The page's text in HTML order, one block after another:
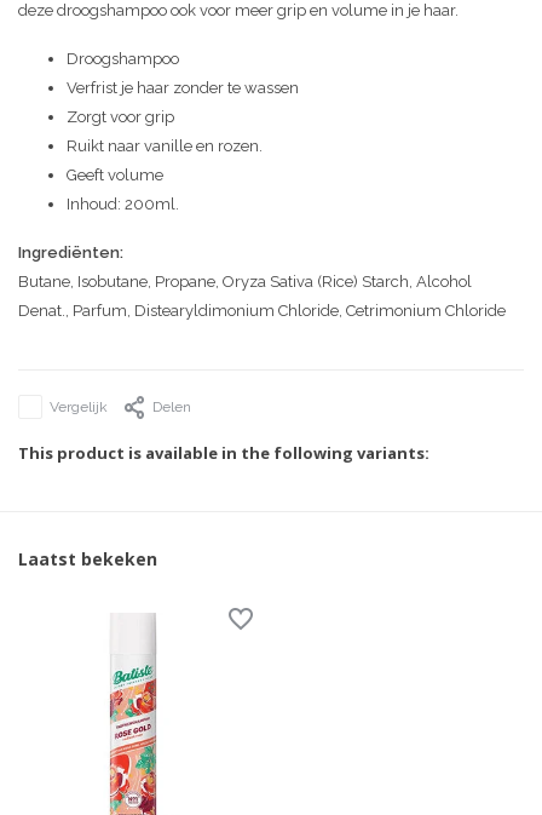
deze droogshampoo ook voor meer grip en volume in je haar.
Droogshampoo
Verfrist je haar zonder te wassen
Zorgt voor grip
Ruikt naar vanille en rozen.
Geeft volume
Inhoud: 200ml.
Ingrediënten:
Butane, Isobutane, Propane, Oryza Sativa (Rice) Starch, Alcohol
Denat., Parfum, Distearyldimonium Chloride, Cetrimonium Chloride
Vergelijk Delen
This product is available in the following variants:
Laatst bekeken